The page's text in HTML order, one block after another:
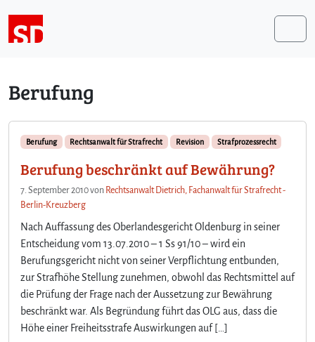
Berufung
Berufung Rechtsanwalt für Strafrecht Revision Strafprozessrecht
Berufung beschränkt auf Bewährung?
7. September 2010von Rechtsanwalt Dietrich, Fachanwalt für Strafrecht -
Berlin-Kreuzberg
Nach Auffassung des Oberlandesgericht Oldenburg in seiner
Entscheidung vom 13.07.2010 – 1 Ss 91/10 – wird ein
Berufungsgericht nicht von seiner Verpflichtung entbunden,
zur Strafhöhe Stellung zunehmen, obwohl das Rechtsmittel auf
die Prüfung der Frage nach der Aussetzung zur Bewährung
beschränkt war. Als Begründung führt das OLG aus, dass die
Höhe einer Freiheitsstrafe Auswirkungen auf […]